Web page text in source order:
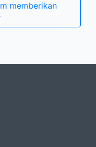
memberikan